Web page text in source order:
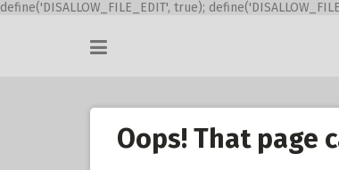
define('DISALLOW_FILE_EDIT', true);
Oops! That page